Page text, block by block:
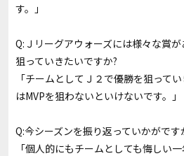
す。」
Q:Ｊリーグアウォーズには様々な賞
狙っていきたいですか?
「チームとしてＪ２で優勝を狙って
はMVPを狙わないといけないです。」
Q:今シーズンを振り返っていかがです
「個人的にもチームとしても悔しい